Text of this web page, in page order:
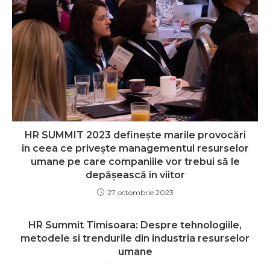
HR SUMMIT 2023 definește marile provocări
în ceea ce privește managementul resurselor
umane pe care companiile vor trebui să le
depășească în viitor
27 octombrie 2023
HR Summit Timisoara: Despre tehnologiile,
metodele si trendurile din industria resurselor
umane